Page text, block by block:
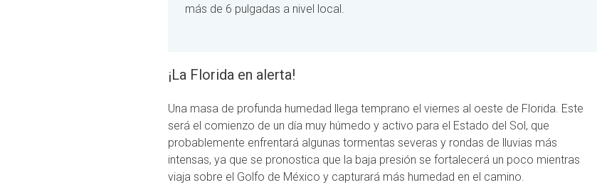
más de 6 pulgadas a nivel local.
¡La Florida en alerta!
Una masa de profunda humedad llega temprano el viernes al oeste de Florida. Este
será el comienzo de un día muy húmedo y activo para el Estado del Sol, que
probablemente enfrentará algunas tormentas severas y rondas de lluvias más
intensas, ya que se pronostica que la baja presión se fortalecerá un poco mientras
viaja sobre el Golfo de México y capturará más humedad en el camino.